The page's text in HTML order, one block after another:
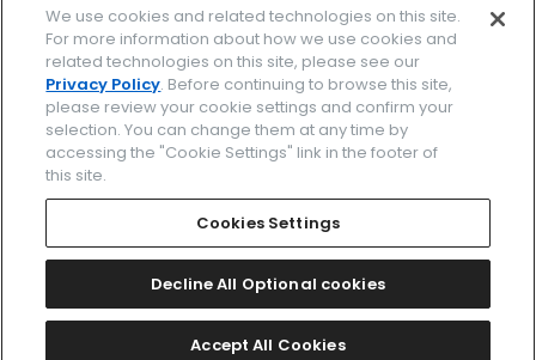
facebookinstagramtwitter
企業情報 ご利用規約
プライバシーポリシー Cookies Settings
Amazon PayはAmazon.com, Inc.またはその関連会社の商標です。
2026 CITIZEN WATCH CO., LTD.
We use cookies and related technologies on this site.
For more information about how we use cookies and
related technologies on this site, please see our
Privacy Policy. Before continuing to browse this site,
please review your cookie settings and confirm your
selection. You can change them at any time by
accessing the "Cookie Settings" link in the footer of
this site.
Cookies Settings
Decline All Optional cookies
Accept All Cookies